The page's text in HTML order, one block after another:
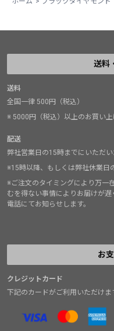
送料
送料
全国一律 500円（税込）
※ 5000円（税込）以上のお買い上
配送
弊社営業日の15時までにいただ
※15時以降、もしくは弊社休業日
※ご注文のタイミングにより万一
むを得ない事情によりお届けが
電話にてお知らせします。
お
クレジットカード
下記のカードがご利用いただけま